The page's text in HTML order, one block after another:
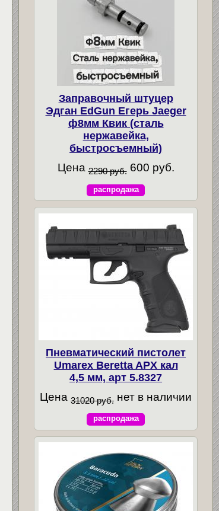
Заправочный штуцер
Эдган EdGun Егерь Jaeger
ф8мм Квик (сталь
нержавейка,
быстросъемный)
Цена 2290 руб. 600 руб.
распродажа
Пневматический пистолет
Umarex Beretta APX кал
4,5 мм, арт 5.8327
Цена31020 руб. нет в наличии
распродажа